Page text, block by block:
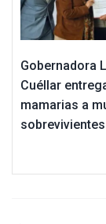
Gobernadora
Cuéllar
mamarias a